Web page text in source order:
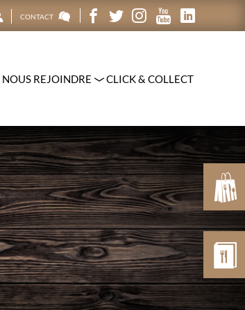
CONTACT
NOUS REJOINDRE CLICK & COLLECT